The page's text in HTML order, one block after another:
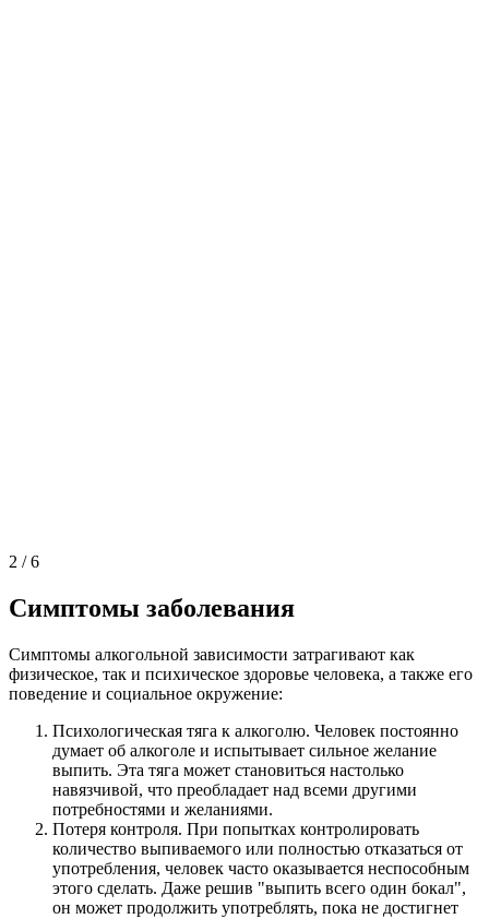
2 /6
Симптомы заболевания
Симптомы алкогольной зависимости затрагивают как
физическое, так и психическое здоровье человека, а также его
поведение и социальное окружение:
Психологическая тяга к алкоголю. Человек постоянно
думает об алкоголе и испытывает сильное желание
выпить. Эта тяга может становиться настолько
навязчивой, что преобладает над всеми другими
потребностями и желаниями.
Потеря контроля. При попытках контролировать
количество выпиваемого или полностью отказаться от
употребления, человек часто оказывается неспособным
этого сделать. Даже решив "выпить всего один бокал",
он может продолжить употреблять, пока не достигнет